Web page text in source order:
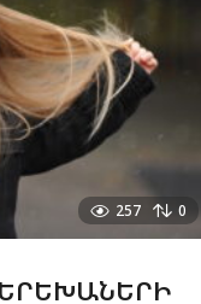
257 0